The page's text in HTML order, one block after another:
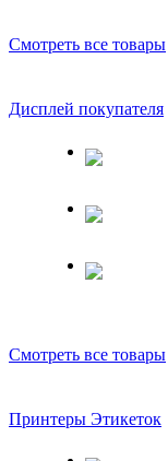
Смотреть все товары
Дисплей покупателя
Смотреть все товары
Принтеры Этикеток